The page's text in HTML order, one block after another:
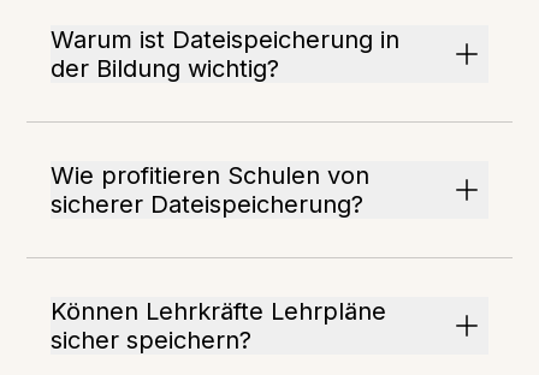
Warum ist Dateispeicherung in
der Bildung wichtig?
Wie profitieren Schulen von
sicherer Dateispeicherung?
Können Lehrkräfte Lehrpläne
sicher speichern?